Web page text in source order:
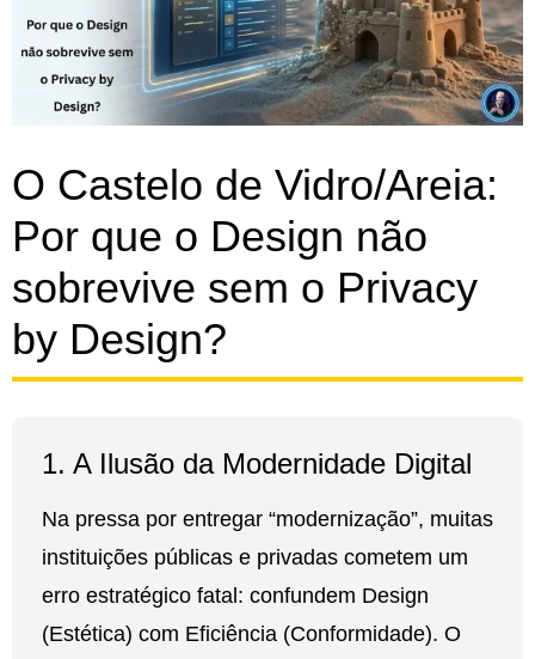
O Castelo de Vidro/Areia:
Por que o Design não
sobrevive sem o Privacy
by Design?
1. A Ilusão da Modernidade Digital
Na pressa por entregar “modernização”, muitas
instituições públicas e privadas cometem um
erro estratégico fatal: confundem Design
(Estética) com Eficiência (Conformidade). O